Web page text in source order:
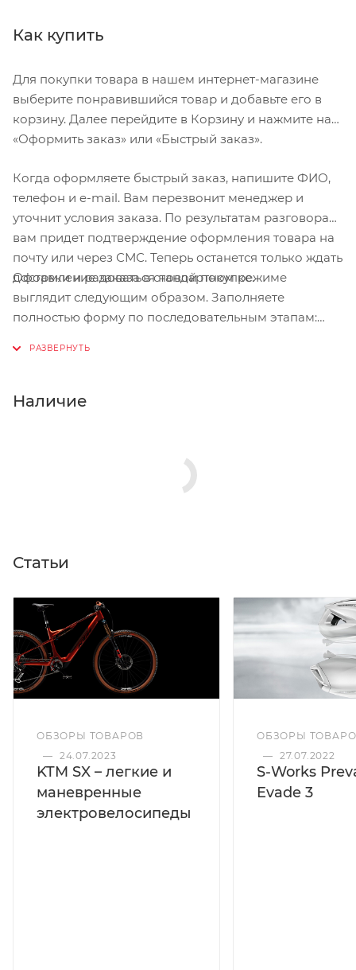
Как купить
Для покупки товара в нашем интернет-магазине
выберите понравившийся товар и добавьте его в
корзину. Далее перейдите в Корзину и нажмите на
«Оформить заказ» или «Быстрый заказ».
Когда оформляете быстрый заказ, напишите ФИО,
телефон и e-mail. Вам перезвонит менеджер и
уточнит условия заказа. По результатам разговора
вам придет подтверждение оформления товара на
почту или через СМС. Теперь останется только ждать
доставки и радоваться новой покупке.
Оформление заказа в стандартном режиме
выглядит следующим образом. Заполняете
полностью форму по последовательным этапам:
Нажмите кнопку «Оформить заказ».
Наличие
Статьи
ОБЗОРЫ ТОВАРОВ
— 24.07.2023
KTM SX – легкие и
маневренные
электровелосипеды
ОБЗОРЫ
— 27.07.2022
S-Works
Evade 3